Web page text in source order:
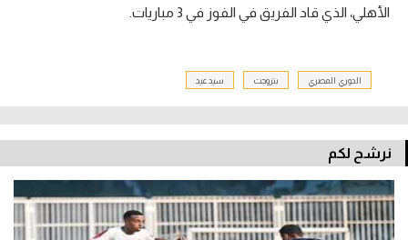
الأهلي، الذي قاد الفريق في الفوز في 3 مباريات.
الدوري المصري بتروجت سيد عيد
نرشح لكم